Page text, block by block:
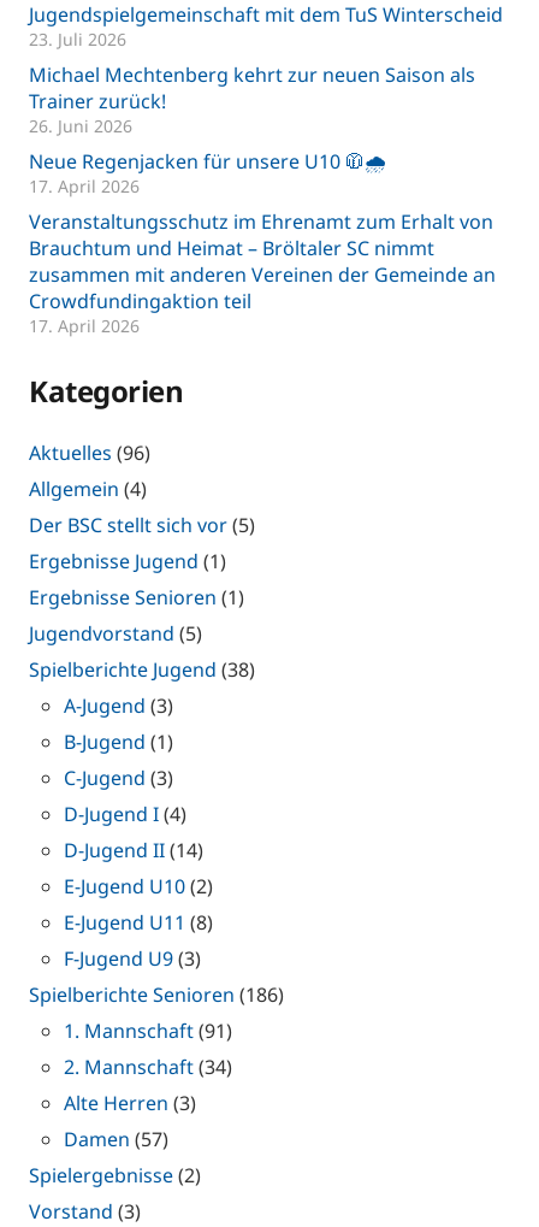
Jugendspielgemeinschaft mit dem TuS Winterscheid
23. Juli 2026
Michael Mechtenberg kehrt zur neuen Saison als
Trainer zurück!
26. Juni 2026
Neue Regenjacken für unsere U10 🧥🌧️
17. April 2026
Veranstaltungsschutz im Ehrenamt zum Erhalt von
Brauchtum und Heimat – Bröltaler SC nimmt
zusammen mit anderen Vereinen der Gemeinde an
Crowdfundingaktion teil
17. April 2026
Kategorien
Aktuelles (96)
Allgemein (4)
Der BSC stellt sich vor(5)
Ergebnisse Jugend (1)
Ergebnisse Senioren (1)
Jugendvorstand (5)
Spielberichte Jugend (38)
A-Jugend (3)
B-Jugend (1)
C-Jugend (3)
D-Jugend I(4)
D-Jugend II(14)
E-Jugend U10(2)
E-Jugend U11 (8)
F-Jugend U9(3)
Spielberichte Senioren (186)
1. Mannschaft(91)
2. Mannschaft(34)
Alte Herren (3)
Damen (57)
Spielergebnisse(2)
Vorstand (3)